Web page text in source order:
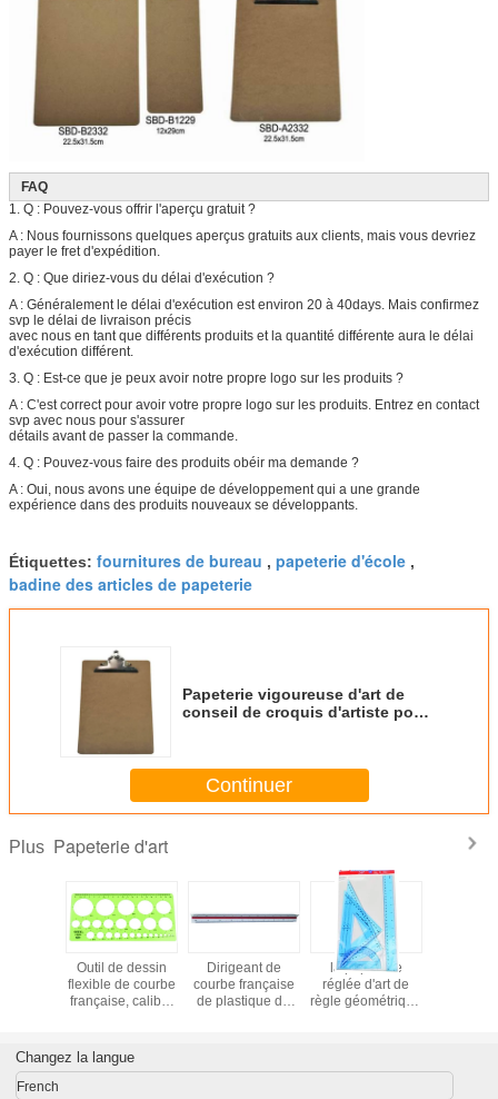
FAQ
1. Q : Pouvez-vous offrir l'aperçu gratuit ?
A : Nous fournissons quelques aperçus gratuits aux clients, mais vous devriez
payer le fret d'expédition.
2. Q : Que diriez-vous du délai d'exécution ?
A : Généralement le délai d'exécution est environ 20 à 40days. Mais confirmez
svp le délai de livraison précis
avec nous en tant que différents produits et la quantité différente aura le délai
d'exécution différent.
3. Q : Est-ce que je peux avoir notre propre logo sur les produits ?
A : C'est correct pour avoir votre propre logo sur les produits. Entrez en contact
svp avec nous pour s'assurer
détails avant de passer la commande.
4. Q : Pouvez-vous faire des produits obéir ma demande ?
A : Oui, nous avons une équipe de développement qui a une grande
expérience dans des produits nouveaux se développants.
Étiquettes: fournitures de bureau , papeterie d'école ,
badine des articles de papeterie
Papeterie vigoureuse d'art de
conseil de croquis d'artiste pour
Continuer
Plus Papeterie d'art
par
Outil de dessin
flexible de courbe
française, calibre
pour la fabrication
de modèle
Dirigeant de
courbe française
de plastique de
courbes de dessin
la papeterie
réglée d'art de
règle géométrique
Changez la langue
French